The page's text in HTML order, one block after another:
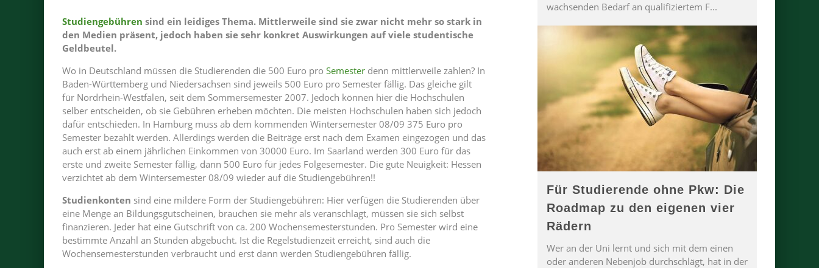
Studiengebühren sind ein leidiges Thema. Mittlerweile sind sie zwar nicht mehr so stark in
den Medien präsent, jedoch haben sie sehr konkret Auswirkungen auf viele studentische
Geldbeutel.
Wo in Deutschland müssen die Studierenden die 500 Euro pro Semester denn mittlerweile zahlen? In
Baden-Württemberg und Niedersachsen sind jeweils 500 Euro pro Semester fällig. Das gleiche gilt
für Nordrhein-Westfalen, seit dem Sommersemester 2007. Jedoch können hier die Hochschulen
selber entscheiden, ob sie Gebühren erheben möchten. Die meisten Hochschulen haben sich jedoch
dafür entschieden. In Hamburg muss ab dem kommenden Wintersemester 08/09 375 Euro pro
Semester bezahlt werden. Allerdings werden die Beiträge erst nach dem Examen eingezogen und das
auch erst ab einem jährlichen Einkommen von 30000 Euro. Im Saarland werden 300 Euro für das
erste und zweite Semester fällig, dann 500 Euro für jedes Folgesemester. Die gute Neuigkeit: Hessen
verzichtet ab dem Wintersemester 08/09 wieder auf die Studiengebühren!!
Studienkonten sind eine mildere Form der Studiengebühren: Hier verfügen die Studierenden über
eine Menge an Bildungsgutscheinen, brauchen sie mehr als veranschlagt, müssen sie sich selbst
finanzieren. Jeder hat eine Gutschrift von ca. 200 Wochensemesterstunden. Pro Semester wird eine
bestimmte Anzahl an Stunden abgebucht. Ist die Regelstudienzeit erreicht, sind auch die
Wochensemesterstunden verbraucht und erst dann werden Studiengebühren fällig.
wachsenden Bedarf an qualifiziertem F...
Für Studierende ohne Pkw: Die
Roadmap zu den eigenen vier
Rädern
Wer an der Uni lernt und sich mit dem einen
oder anderen Nebenjob durchschlägt, hat in der